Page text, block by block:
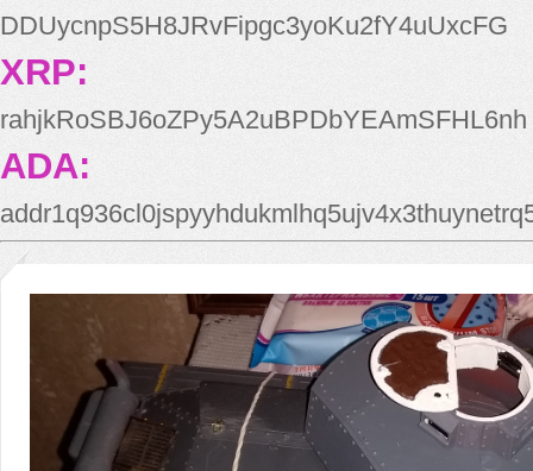
DDUycnpS5H8JRvFipgc3yoKu2fY4uUxcFG
XRP:
rahjkRoSBJ6oZPy5A2uBPDbYEAmSFHL6nh
ADA: